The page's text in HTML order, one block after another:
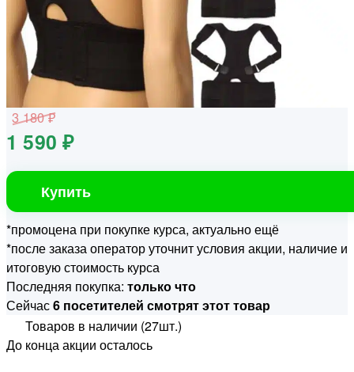
3 180 ₽
1 590 ₽
Купить
*промоцена при покупке курса, актуально ещё
*после заказа оператор уточнит условия акции, наличие и
итоговую стоимость курса
Последняя покупка: только что
Сейчас6 посетителей смотрят этот товар
Товаров в наличии (27шт.)
До конца акции осталось